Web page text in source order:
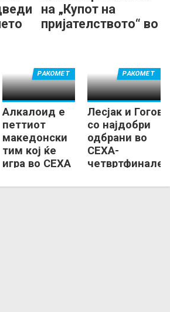
на „Купот на
пријателството“ во
Алкалоид е
петтиот
македонски
тим кој ќе
игра во СЕХА
РАКОМЕТ
Лесјак и Гогов
со најдобри
одбрани во
СЕХА-
РАКОМЕТ